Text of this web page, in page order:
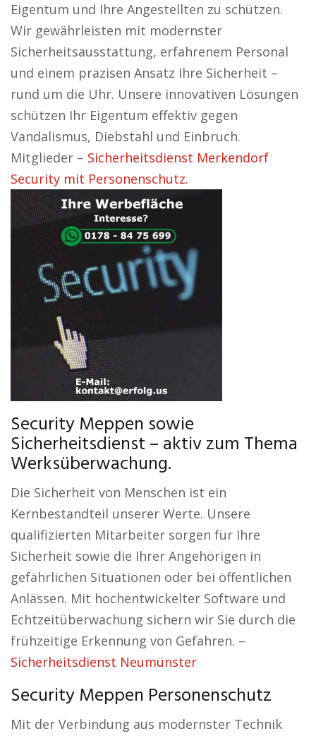
Eigentum und Ihre Angestellten zu schützen.
Wir gewährleisten mit modernster
Sicherheitsausstattung, erfahrenem Personal
und einem präzisen Ansatz Ihre Sicherheit –
rund um die Uhr. Unsere innovativen Lösungen
schützen Ihr Eigentum effektiv gegen
Vandalismus, Diebstahl und Einbruch.
Mitglieder – Sicherheitsdienst Merkendorf
Security mit Personenschutz.
Security Meppen sowie
Sicherheitsdienst – aktiv zum Thema
Werksüberwachung.
Die Sicherheit von Menschen ist ein
Kernbestandteil unserer Werte. Unsere
qualifizierten Mitarbeiter sorgen für Ihre
Sicherheit sowie die Ihrer Angehörigen in
gefährlichen Situationen oder bei öffentlichen
Anlässen. Mit hochentwickelter Software und
Echtzeitüberwachung sichern wir Sie durch die
frühzeitige Erkennung von Gefahren. –
Sicherheitsdienst Neumünster
Security Meppen Personenschutz
Mit der Verbindung aus modernster Technik